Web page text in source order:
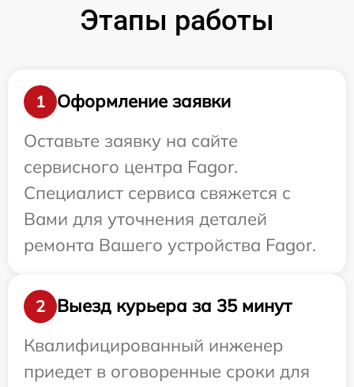
Этапы работы
1
Оформление заявки
Оставьте заявку на сайте
сервисного центра Fagor.
Специалист сервиса свяжется с
Вами для уточнения деталей
ремонта Вашего устройства Fagor.
2
Выезд курьера за 35 минут
Квалифицированный инженер
приедет в оговоренные сроки для